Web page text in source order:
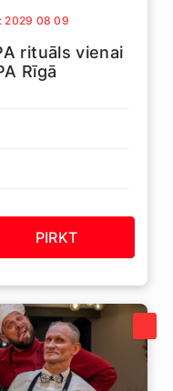
2029 08 09
rituāls vienai
Rīgā
PIRKT